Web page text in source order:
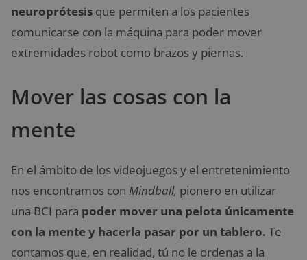
neuroprótesis que permiten a los pacientes
comunicarse con la máquina para poder mover
extremidades robot como brazos y piernas.
Mover las cosas con la
mente
En el ámbito de los videojuegos y el entretenimiento
nos encontramos con Mindball, pionero en utilizar
una BCI para poder mover una pelota únicamente
con la mente y hacerla pasar por un tablero. Te
contamos que, en realidad, tú no le ordenas a la